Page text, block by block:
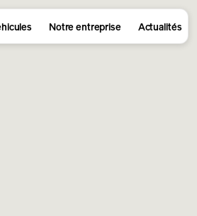
Notre entreprise Actualités